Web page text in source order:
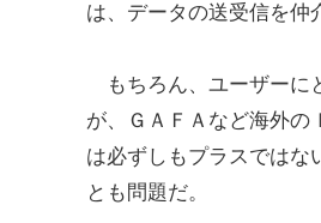
は、データの送受信を仲
もちろん、ユーザーに
が、ＧＡＦＡなど海外の
は必ずしもプラスではな
とも問題だ。